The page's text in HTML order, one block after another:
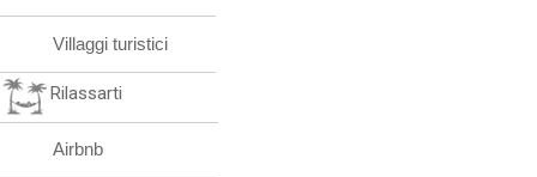
Villaggi turistici
Rilassarti
Airbnb